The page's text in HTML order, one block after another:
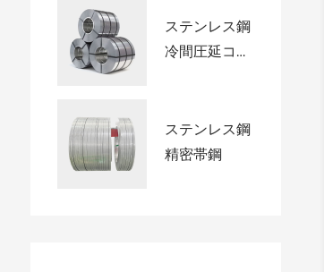
ステンレス鋼
冷間圧延コイ
ステンレス鋼
精密帯鋼